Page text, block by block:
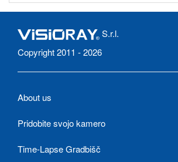
S.r.l.
Copyright 2011 - 2026
About us
Pridobite svojo kamero
Time-Lapse Gradbišč